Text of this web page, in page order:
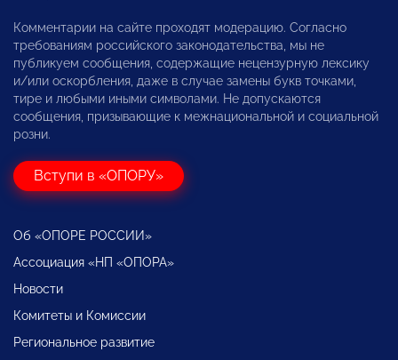
Комментарии на сайте проходят модерацию. Согласно
требованиям российского законодательства, мы не
публикуем сообщения, содержащие нецензурную лексику
и/или оскорбления, даже в случае замены букв точками,
тире и любыми иными символами. Не допускаются
сообщения, призывающие к межнациональной и социальной
розни.
Вступи в «ОПОРУ»
Об «ОПОРЕ РОССИИ»
Ассоциация «НП «ОПОРА»
Новости
Комитеты и Комиссии
Региональное развитие